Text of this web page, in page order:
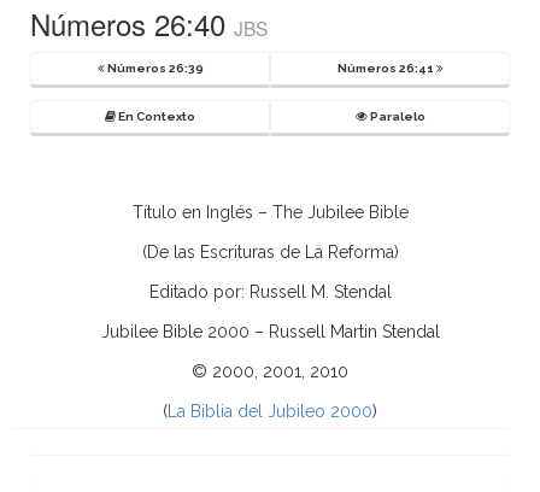
Números 26:40 JBS
Números 26:39 Números 26:41
En Contexto Paralelo
Título en Inglés – The Jubilee Bible
(De las Escrituras de La Reforma)
Editado por: Russell M. Stendal
Jubilee Bible 2000 – Russell Martin Stendal
© 2000, 2001, 2010
( La Biblia del Jubileo 2000)